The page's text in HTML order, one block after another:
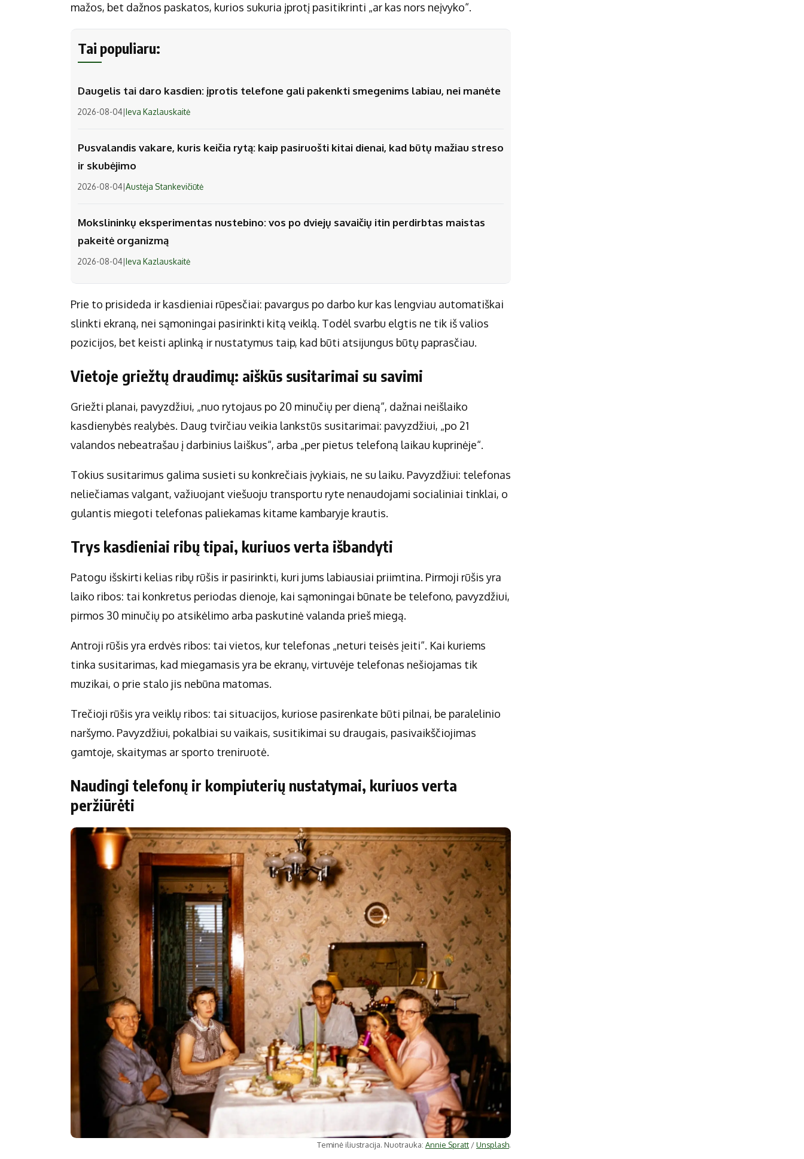
mažos, bet dažnos paskatos, kurios sukuria įprotį pasitikrinti „ar kas nors neįvyko“.
Tai populiaru:
Daugelis tai daro kasdien: įprotis telefone gali pakenkti smegenims labiau, nei manėte
2026-08-04|Ieva Kazlauskaitė
Pusvalandis vakare, kuris keičia rytą: kaip pasiruošti kitai dienai, kad būtų mažiau streso
ir skubėjimo
2026-08-04|Austėja Stankevičiūtė
Mokslininkų eksperimentas nustebino: vos po dviejų savaičių itin perdirbtas maistas
pakeitė organizmą
2026-08-04|Ieva Kazlauskaitė
Prie to prisideda ir kasdieniai rūpesčiai: pavargus po darbo kur kas lengviau automatiškai
slinkti ekraną, nei sąmoningai pasirinkti kitą veiklą. Todėl svarbu elgtis ne tik iš valios
pozicijos, bet keisti aplinką ir nustatymus taip, kad būti atsijungus būtų paprasčiau.
Vietoje griežtų draudimų: aiškūs susitarimai su savimi
Griežti planai, pavyzdžiui, „nuo rytojaus po 20 minučių per dieną“, dažnai neišlaiko
kasdienybės realybės. Daug tvirčiau veikia lankstūs susitarimai: pavyzdžiui, „po 21
valandos nebeatrašau į darbinius laiškus“, arba „per pietus telefoną laikau kuprinėje“.
Tokius susitarimus galima susieti su konkrečiais įvykiais, ne su laiku. Pavyzdžiui: telefonas
neliečiamas valgant, važiuojant viešuoju transportu ryte nenaudojami socialiniai tinklai, o
gulantis miegoti telefonas paliekamas kitame kambaryje krautis.
Trys kasdieniai ribų tipai, kuriuos verta išbandyti
Patogu išskirti kelias ribų rūšis ir pasirinkti, kuri jums labiausiai priimtina. Pirmoji rūšis yra
laiko ribos: tai konkretus periodas dienoje, kai sąmoningai būnate be telefono, pavyzdžiui,
pirmos 30 minučių po atsikėlimo arba paskutinė valanda prieš miegą.
Antroji rūšis yra erdvės ribos: tai vietos, kur telefonas „neturi teisės įeiti“. Kai kuriems
tinka susitarimas, kad miegamasis yra be ekranų, virtuvėje telefonas nešiojamas tik
muzikai, o prie stalo jis nebūna matomas.
Trečioji rūšis yra veiklų ribos: tai situacijos, kuriose pasirenkate būti pilnai, be paralelinio
naršymo. Pavyzdžiui, pokalbiai su vaikais, susitikimai su draugais, pasivaikščiojimas
gamtoje, skaitymas ar sporto treniruotė.
Naudingi telefonų ir kompiuterių nustatymai, kuriuos verta
peržiūrėti
Teminė iliustracija. Nuotrauka: Annie Spratt /Unsplash.